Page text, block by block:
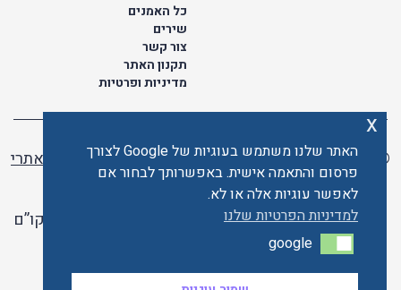
כל האמנים
שירים
צור קשר
תקנון האתר
מדיניות ופרטיות
© כל הזכויות שמורות לתו ישראלי | ליאור מזור -
בניית אתרי
וורדפרס
האתר פועל ברשיון אקו”ם
האתר שלנו משתמש בעוגיות של Google לצורך
פרסום והתאמה אישית. באפשרותך לבחור אם
לאפשר עוגיות אלה או לא.
למדיניות הפרטיות שלנו
google
google
x